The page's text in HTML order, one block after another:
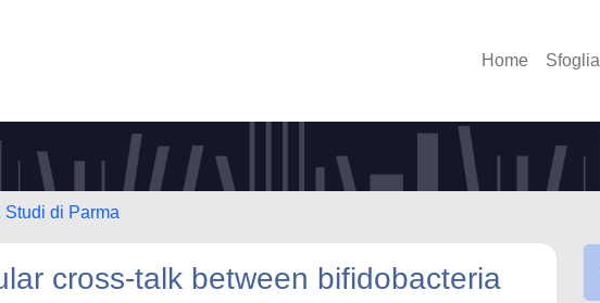
Home Sfoglia
di Parma
cross-talk between bifidobacteria